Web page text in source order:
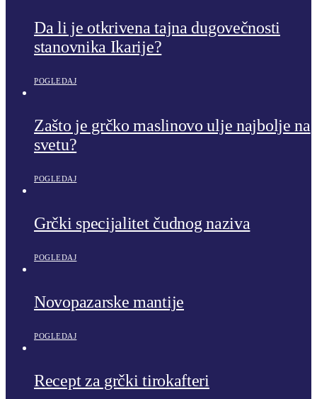
Da li je otkrivena tajna dugovečnosti
stanovnika Ikarije?
POGLEDAJ
Zašto je grčko maslinovo ulje najbolje na
svetu?
POGLEDAJ
Grčki specijalitet čudnog naziva
POGLEDAJ
Novopazarske mantije
POGLEDAJ
Recept za grčki tirokafteri